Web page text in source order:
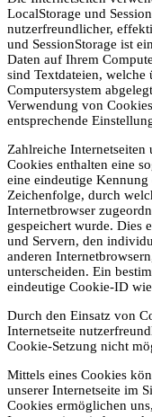
LocalStorage und
nutzerfreundlicher,
und SessionStorage ist
Daten auf Ihrem
sind Textdateien, welche
Computersystem
Verwendung von
entsprechende
Zahlreiche Internetseiten
Cookies enthalten eine
eine eindeutige Kennung
Zeichenfolge, durch
Internetbrowser
gespeichert wurde. Dies
und Servern, den
anderen
unterscheiden. Ein
eindeutige Cookie-ID
Durch den Einsatz von
Internetseite
Cookie-Setzung nicht
Mittels eines Cookies
unserer Internetseite im
Cookies ermöglichen